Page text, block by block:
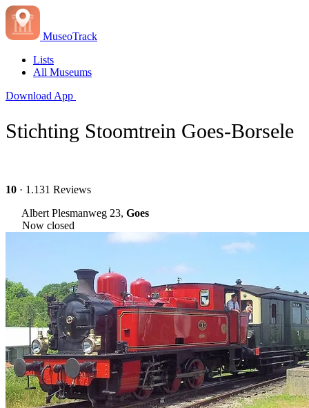
MuseoTrack
Lists
All Museums
Download App
Stichting Stoomtrein Goes-Borsele
10 · 1.131 Reviews
Albert Plesmanweg 23, Goes
Now closed